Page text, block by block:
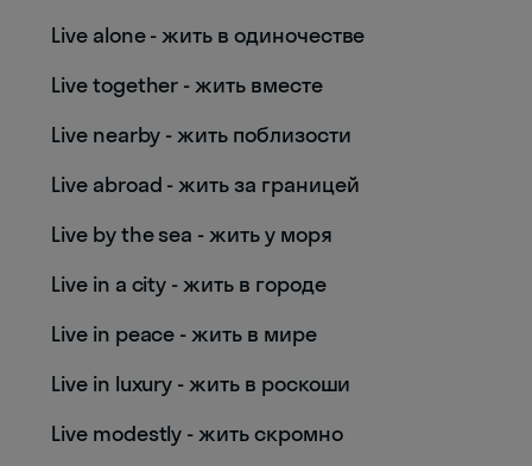
Live alone - жить в одиночестве
Live together - жить вместе
Live nearby - жить поблизости
Live abroad - жить за границей
Live by the sea - жить у моря
Live in a city - жить в городе
Live in peace - жить в мире
Live in luxury - жить в роскоши
Live modestly - жить скромно